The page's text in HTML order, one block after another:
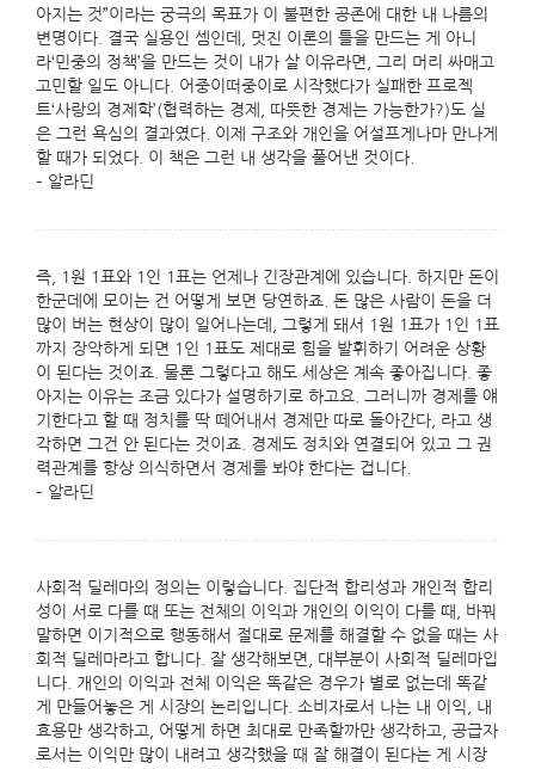
아지는 것”이라는 궁극의 목표가 이 불편한 공존에 대한 내 나름의
변명이다. 결국 실용인 셈인데, 멋진 이론의 틀을 만드는 게 아니
라‘민중의 정책’을 만드는 것이 내가 살 이유라면, 그리 머리 싸매고
고민할 일도 아니다. 어중이떠중이로 시작했다가 실패한 프로젝
트‘사랑의 경제학’(협력하는 경제, 따뜻한 경제는 가능한가?)도 실
은 그런 욕심의 결과였다. 이제 구조와 개인을 어설프게나마 만나게
할 때가 되었다. 이 책은 그런 내 생각을 풀어낸 것이다.
– 알라딘
즉, 1원 1표와 1인 1표는 언제나 긴장관계에 있습니다. 하지만 돈이
한군데에 모이는 건 어떻게 보면 당연하죠. 돈 많은 사람이 돈을 더
많이 버는 현상이 많이 일어나는데, 그렇게 돼서 1원 1표가 1인 1표
까지 장악하게 되면 1인 1표도 제대로 힘을 발휘하기 어려운 상황
이 된다는 것이죠. 물론 그렇다고 해도 세상은 계속 좋아집니다. 좋
아지는 이유는 조금 있다가 설명하기로 하고요. 그러니까 경제를 얘
기한다고 할 때 정치를 딱 떼어내서 경제만 따로 돌아간다, 라고 생
각하면 그건 안 된다는 것이죠. 경제도 정치와 연결되어 있고 그 권
력관계를 항상 의식하면서 경제를 봐야 한다는 겁니다.
– 알라딘
사회적 딜레마의 정의는 이렇습니다. 집단적 합리성과 개인적 합리
성이 서로 다를 때 또는 전체의 이익과 개인의 이익이 다를 때, 바꿔
말하면 이기적으로 행동해서 절대로 문제를 해결할 수 없을 때는 사
회적 딜레마라고 합니다. 잘 생각해보면, 대부분이 사회적 딜레마입
니다. 개인의 이익과 전체 이익은 똑같은 경우가 별로 없는데 똑같
게 만들어놓은 게 시장의 논리입니다. 소비자로서 나는 내 이익, 내
효용만 생각하고, 어떻게 하면 최대로 만족할까만 생각하고, 공급자
로서는 이익만 많이 내려고 생각했을 때 잘 해결이 된다는 게 시장